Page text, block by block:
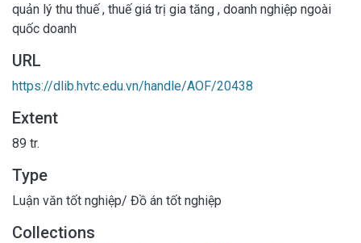
quản lý thu thuế, thuế giá trị gia tăng , doanh nghiệp ngoài
quốc doanh
URL
https://dlib.hvtc.edu.vn/handle/AOF/20438
Extent
89 tr.
Type
Luận văn tốt nghiệp/ Đồ án tốt nghiệp
Collections